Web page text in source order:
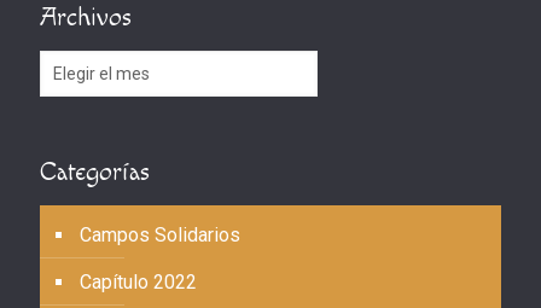
Archivos
Archivos
Categorías
Campos Solidarios
Capítulo 2022